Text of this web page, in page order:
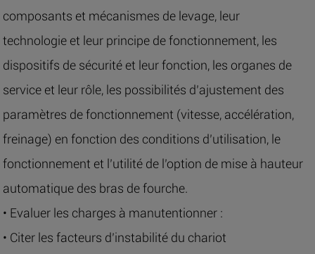
composants et mécanismes de levage, leur
technologie et leur principe de fonctionnement, les
dispositifs de sécurité et leur fonction, les organes de
service et leur rôle, les possibilités d’ajustement des
paramètres de fonctionnement (vitesse, accélération,
freinage) en fonction des conditions d’utilisation, le
fonctionnement et l’utilité de l’option de mise à hauteur
automatique des bras de fourche.
• Evaluer les charges à manutentionner :
• Citer les facteurs d’instabilité du chariot